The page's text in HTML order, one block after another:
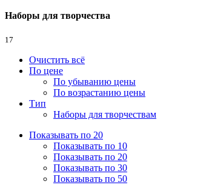
Наборы для творчества
17
Очистить всё
По цене
По убыванию цены
По возрастанию цены
Тип
Наборы для творчествам
Показывать по 20
Показывать по 10
Показывать по 20
Показывать по 30
Показывать по 50